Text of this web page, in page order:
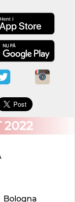
×
2022